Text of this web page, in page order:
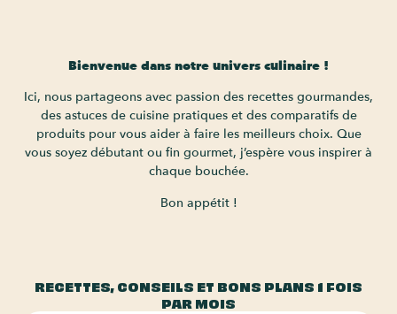
Bienvenue dans notre univers culinaire !
Ici, nous partageons avec passion des recettes gourmandes,
des astuces de cuisine pratiques et des comparatifs de
produits pour vous aider à faire les meilleurs choix. Que
vous soyez débutant ou fin gourmet, j’espère vous inspirer à
chaque bouchée.
Bon appétit !
RECETTES, CONSEILS ET BONS PLANS 1 FOIS
PAR MOIS